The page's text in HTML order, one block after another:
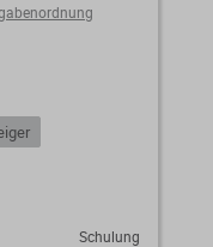
Schulung